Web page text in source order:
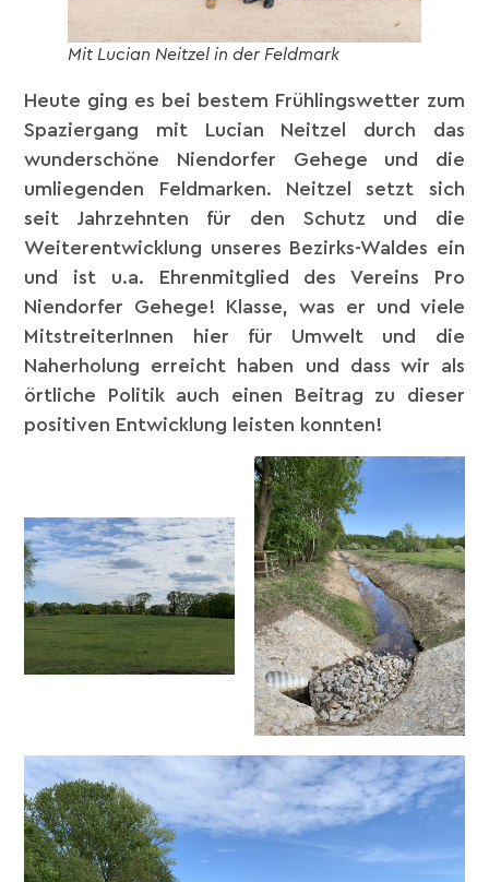
Mit Lucian Neitzel in der Feldmark
Heute ging es bei bestem Frühlingswetter zum
Spaziergang mit Lucian Neitzel durch das
wunderschöne Niendorfer Gehege und die
umliegenden Feldmarken. Neitzel setzt sich
seit Jahrzehnten für den Schutz und die
Weiterentwicklung unseres Bezirks-Waldes ein
und ist u.a. Ehrenmitglied des Vereins Pro
Niendorfer Gehege! Klasse, was er und viele
MitstreiterInnen hier für Umwelt und die
Naherholung erreicht haben und dass wir als
örtliche Politik auch einen Beitrag zu dieser
positiven Entwicklung leisten konnten!